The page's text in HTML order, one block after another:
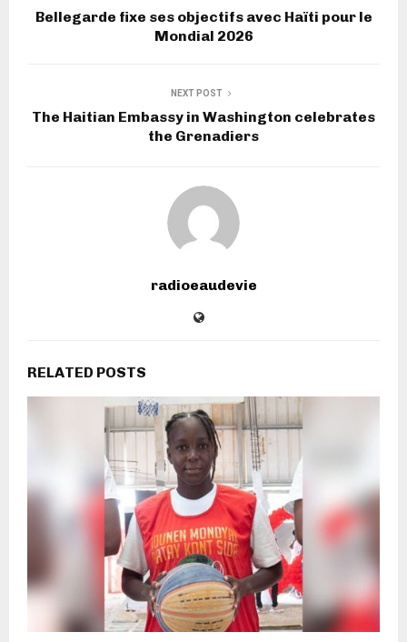
Bellegarde fixe ses objectifs avec Haïti pour le
Mondial 2026
NEXT POST
The Haitian Embassy in Washington celebrates
the Grenadiers
radioeaudevie
RELATED POSTS